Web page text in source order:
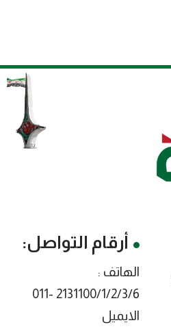
أرقام التواصل:
الهاتف :
2131100/1/2/3/6 -011
الايميل